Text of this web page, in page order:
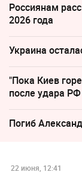
Россиянам
2026 года
Украина
"Пока Киев
после удара РФ
Погиб
22 июня, 12:41